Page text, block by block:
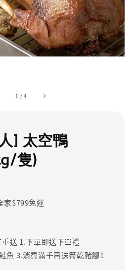
1 /4
] 太空鴨
隻)
家$799免運
送 1.下單即送下單禮
魚 3.消費滿千再送筍乾豬腳1